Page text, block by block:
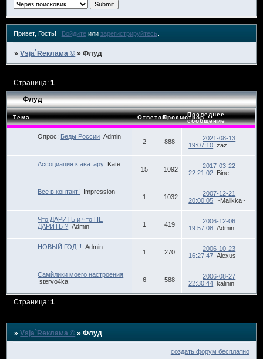
Привет, Гость! Войдитеили зарегистрируйтесь
»Vsja`Rеклама © »Флуд
Флуд
Страница:1
Тема ОтветовПросмотровПоследнее
сообщение
Опрос: Беды России Admin
2 888
2021-08-13
19:07:10 zaz
Ассоциация к аватару Kate
15 1092
2017-03-22
22:21:02 Bine
Все в контакт! Impression
1 1032
2007-12-21
20:00:05 ~Malikka~
Что ДАРИТЬ и что НЕ
ДАРИТЬ ? Admin 1 419
2006-12-06
19:57:08 Admin
НОВЫЙ ГОД!!! Admin
1 270
2006-10-23
16:27:47 Alexus
Самйлики моего настроения
stervo4ka
6 588
2006-08-27
22:30:44 kalinin
Страница:1
»Vsja`Rеклама © »Флуд
создать форум бесплатно